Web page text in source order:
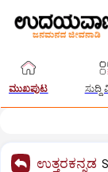
ಮುಖಪುಟ ಸುದ್ದಿ
ಉತ್ತರಕನ್ನಡ